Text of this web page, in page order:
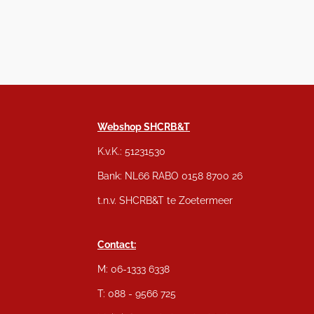
Webshop SHCRB&T
K.v.K.: 51231530
Bank: NL66 RABO 0158 8700 26
t.n.v. SHCRB&T te Zoetermeer
Contact:
M: 06-1333 6338
T: 088 - 9566 725